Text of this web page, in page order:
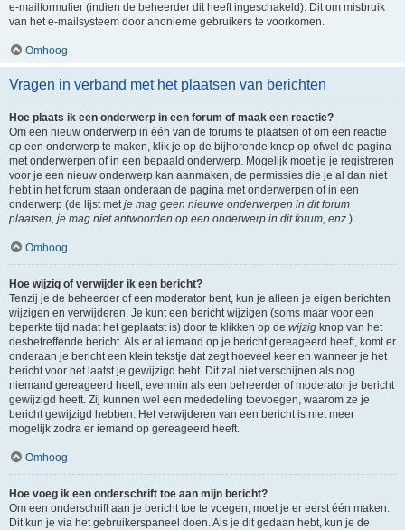
e-mailformulier (indien de beheerder dit heeft ingeschakeld). Dit om misbruik
van het e-mailsysteem door anonieme gebruikers te voorkomen.
Omhoog
Vragen in verband met het plaatsen van berichten
Hoe plaats ik een onderwerp in een forum of maak een reactie?
Om een nieuw onderwerp in één van de forums te plaatsen of om een reactie
op een onderwerp te maken, klik je op de bijhorende knop op ofwel de pagina
met onderwerpen of in een bepaald onderwerp. Mogelijk moet je je registreren
voor je een nieuw onderwerp kan aanmaken, de permissies die je al dan niet
hebt in het forum staan onderaan de pagina met onderwerpen of in een
onderwerp (de lijst metje mag geen nieuwe onderwerpen in dit forum
plaatsen, je mag niet antwoorden op een onderwerp in dit forum, enz.).
Omhoog
Hoe wijzig of verwijder ik een bericht?
Tenzij je de beheerder of een moderator bent, kun je alleen je eigen berichten
wijzigen en verwijderen. Je kunt een bericht wijzigen (soms maar voor een
beperkte tijd nadat het geplaatst is) door te klikken op de wijzig knop van het
desbetreffende bericht. Als er al iemand op je bericht gereageerd heeft, komt er
onderaan je bericht een klein tekstje dat zegt hoeveel keer en wanneer je het
bericht voor het laatst je gewijzigd hebt. Dit zal niet verschijnen als nog
niemand gereageerd heeft, evenmin als een beheerder of moderator je bericht
gewijzigd heeft. Zij kunnen wel een mededeling toevoegen, waarom ze je
bericht gewijzigd hebben. Het verwijderen van een bericht is niet meer
mogelijk zodra er iemand op gereageerd heeft.
Omhoog
Hoe voeg ik een onderschrift toe aan mijn bericht?
Om een onderschrift aan je bericht toe te voegen, moet je er eerst één maken.
Dit kun je via het gebruikerspaneel doen. Als je dit gedaan hebt, kun je de